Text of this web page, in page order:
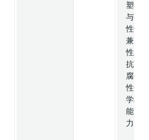
塑料
与弹
性体
兼容
性及
抗强
腐蚀
性化
学品
能
力。